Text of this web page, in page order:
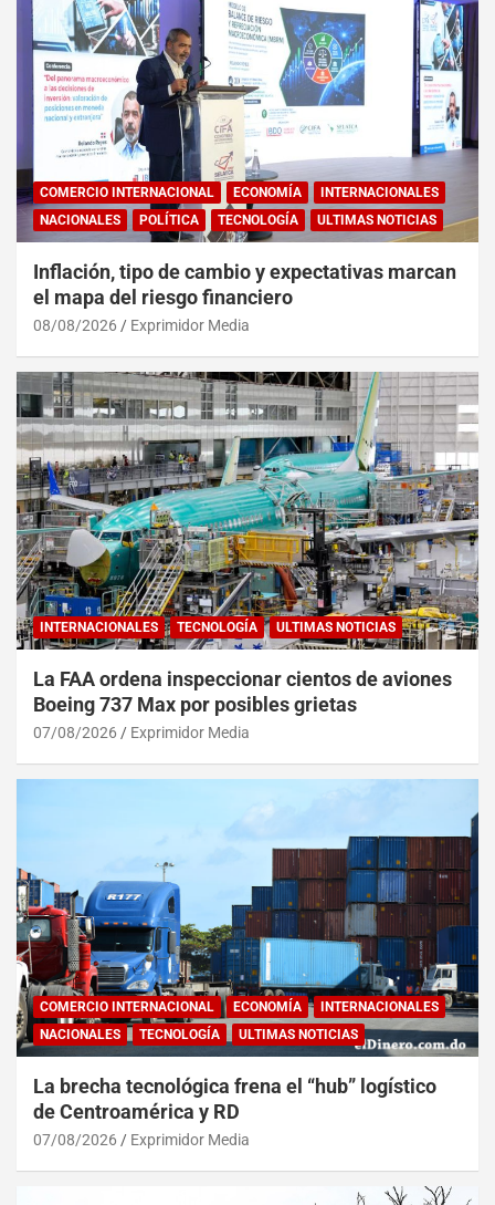
COMERCIO INTERNACIONAL ECONOMÍA
INTERNACIONALES
NACIONALES
POLÍTICA TECNOLOGÍA ULTIMAS NOTICIAS
Inflación, tipo de cambio y expectativas marcan
el mapa del riesgo financiero
08/08/2026 Exprimidor Media
INTERNACIONALES TECNOLOGÍA ULTIMAS NOTICIAS
La FAA ordena inspeccionar cientos de aviones
Boeing 737 Max por posibles grietas
07/08/2026 Exprimidor Media
COMERCIO INTERNACIONAL ECONOMÍA
INTERNACIONALES
NACIONALES
TECNOLOGÍA ULTIMAS NOTICIAS
La brecha tecnológica frena el “hub” logístico
de Centroamérica y RD
07/08/2026 Exprimidor Media